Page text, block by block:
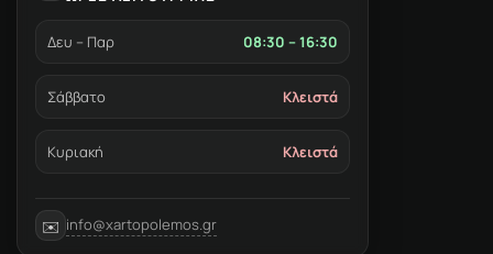
Δευ – Παρ 08:30 – 16:30
Σάββατο Κλειστά
Κυριακή Κλειστά
✉️ info@xartopolemos.gr